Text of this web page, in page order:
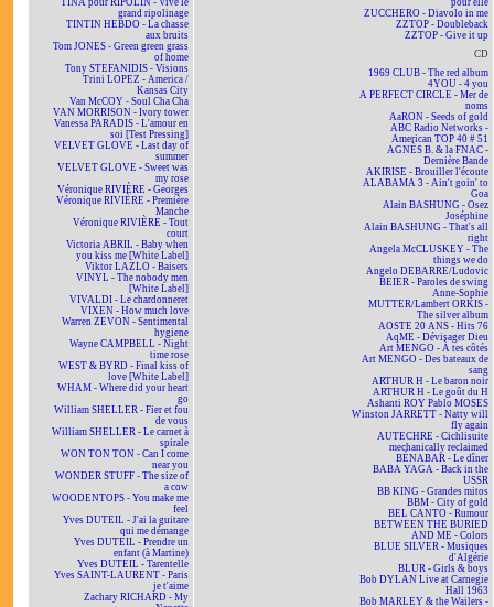
TINA pour RIPOLIN - Vive le
grand ripolinage
TINTIN HEBDO - La chasse
aux bruits
Tom JONES - Green green grass
of home
Tony STEFANIDIS - Visions
Trini LOPEZ - America /
Kansas City
Van McCOY - Soul Cha Cha
VAN MORRISON - Ivory tower
Vanessa PARADIS - L'amour en
soi [Test Pressing]
VELVET GLOVE - Last day of
summer
VELVET GLOVE - Sweet was
my rose
Véronique RIVIÈRE - Georges
Véronique RIVIÈRE - Première
Manche
Véronique RIVIÈRE - Tout
court
Victoria ABRIL - Baby when
you kiss me [White Label]
Viktor LAZLO - Baisers
VINYL - The nobody men
[White Label]
VIVALDI - Le chardonneret
VIXEN - How much love
Warren ZEVON - Sentimental
hygiene
Wayne CAMPBELL - Night
time rose
WEST & BYRD - Final kiss of
love [White Label]
WHAM - Where did your heart
go
William SHELLER - Fier et fou
de vous
William SHELLER - Le carnet à
spirale
WON TON TON - Can I come
near you
WONDER STUFF - The size of
a cow
WOODENTOPS - You make me
feel
Yves DUTEIL - J'ai la guitare
qui me démange
Yves DUTEIL - Prendre un
enfant (à Martine)
Yves DUTEIL - Tarentelle
Yves SAINT-LAURENT - Paris
je t'aime
Zachary RICHARD - My
pour elle
ZUCCHERO - Diavolo in me
ZZTOP - Doubleback
ZZTOP - Give it up
CD
1969 CLUB - The red album
4YOU - 4 you
A PERFECT CIRCLE - Mer de
noms
AaRON - Seeds of gold
ABC Radio Networks -
American TOP 40 # 51
AGNÈS B. & la FNAC -
Dernière Bande
AKIRISE - Brouiller l'écoute
ALABAMA 3 - Ain't goin' to
Goa
Alain BASHUNG - Osez
Joséphine
Alain BASHUNG - That's all
right
Angela McCLUSKEY - The
things we do
Angelo DEBARRE/Ludovic
BEIER - Paroles de swing
Anne-Sophie
MUTTER/Lambert ORKIS -
The silver album
AOSTE 20 ANS - Hits 76
AqME - Dévisager Dieu
Art MENGO - À tes côtés
Art MENGO - Des bateaux de
sang
ARTHUR H - Le baron noir
ARTHUR H - Le goût du H
Ashanti ROY Pablo MOSES
Winston JARRETT - Natty will
fly again
AUTECHRE - Cichlisuite
mechanically reclaimed
BÉNABAR - Le dîner
BABA YAGA - Back in the
USSR
BB KING - Grandes mitos
BBM - City of gold
BEL CANTO - Rumour
BETWEEN THE BURIED
AND ME - Colors
BLUE SILVER - Musiques
d'Algérie
BLUR - Girls & boys
Bob DYLAN Live at Carnegie
Hall 1963
Bob MARLEY & the Wailers -